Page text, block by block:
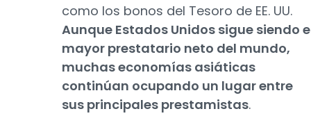
como los bonos del Tesoro de EE. UU.
Aunque Estados Unidos sigue siendo
mayor prestatario neto del mundo,
muchas economías asiáticas
continúan ocupando un lugar entre
sus principales prestamistas.